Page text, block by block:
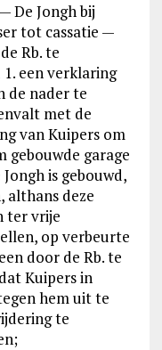
De Jongh bij
tot cassatie —
Rb. te
een verklaring
de nader te
met de
van Kuipers om
gebouwde garage
is gebouwd,
althans deze
ter vrije
op verbeurte
door de Rb. te
Kuipers in
hem uit te
te